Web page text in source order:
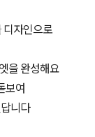
디자인으로
을 완성해요
보여
니다